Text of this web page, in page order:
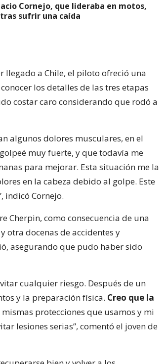
Cornejo, que lideraba en motos,
sufrir una caída
llegado a Chile, el piloto ofreció una
los detalles de las tres etapas
costar caro considerando que rodó a
algunos dolores musculares, en el
muy fuerte, y que todavía me
para mejorar. Esta situación me la
en la cabeza debido al golpe. Este
indicó Cornejo.
Cherpin, como consecuencia de una
otra docenas de accidentes y
asegurando que pudo haber sido
cualquier riesgo. Después de un
y la preparación física. Creo que la
mismas protecciones que usamos y mi
lesiones serias”, comentó el joven de